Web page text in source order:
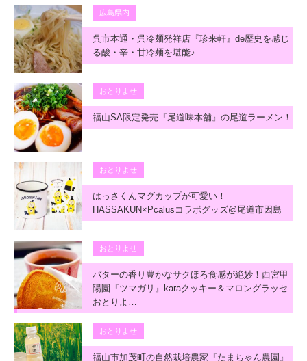
広島県内
呉市本通・呉冷麺発祥店『珍来軒』de歴史を感じ
る酸・辛・甘冷麺を堪能♪
おとりよせ
福山SA限定発売『尾道味本舗』の尾道ラーメン！
おとりよせ
はっさくんマグカップが可愛い！
HASSAKUN×Pcalusコラボグッズ@尾道市因島
おとりよせ
バターの香り豊かなサクほろ食感が絶妙！西宮甲
陽園『ツマガリ』karaクッキー＆マロングラッセ
おとりよ…
おとりよせ
福山市加茂町の自然栽培農家『たまちゃん農園』